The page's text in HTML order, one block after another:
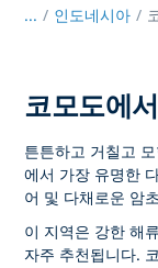
... / 인도네시아
코모도에
튼튼하고 거칠고
에서 가장 유명한
어 및 다채로운 암
이 지역은 강한 해
자주 추천됩니다.